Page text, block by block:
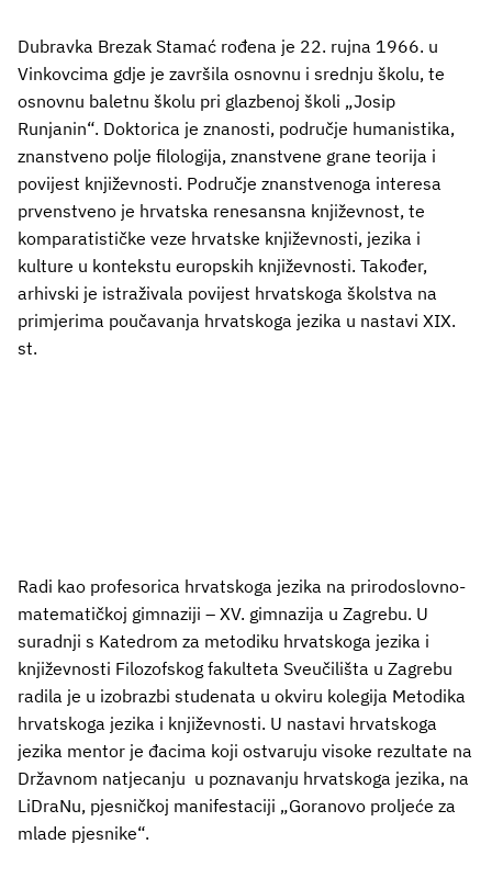
Dubravka Brezak Stamać rođena je 22. rujna 1966. u
Vinkovcima gdje je završila osnovnu i srednju školu, te
osnovnu baletnu školu pri glazbenoj školi „Josip
Runjanin“. Doktorica je znanosti, područje humanistika,
znanstveno polje filologija, znanstvene grane teorija i
povijest književnosti. Područje znanstvenoga interesa
prvenstveno je hrvatska renesansna književnost, te
komparatističke veze hrvatske književnosti, jezika i
kulture u kontekstu europskih književnosti. Također,
arhivski je istraživala povijest hrvatskoga školstva na
primjerima poučavanja hrvatskoga jezika u nastavi XIX.
st.
Radi kao profesorica hrvatskoga jezika na prirodoslovno-
matematičkoj gimnaziji – XV. gimnazija u Zagrebu. U
suradnji s Katedrom za metodiku hrvatskoga jezika i
književnosti Filozofskog fakulteta Sveučilišta u Zagrebu
radila je u izobrazbi studenata u okviru kolegija Metodika
hrvatskoga jezika i književnosti. U nastavi hrvatskoga
jezika mentor je đacima koji ostvaruju visoke rezultate na
Državnom natjecanju u poznavanju hrvatskoga jezika, na
LiDraNu, pjesničkoj manifestaciji „Goranovo proljeće za
mlade pjesnike“.